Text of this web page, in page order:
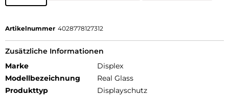
Artikelnummer 4028778127312
Zusätzliche Informationen
Marke
Displex
Modellbezeichnung
Real Glass
Produkttyp
Displayschutz